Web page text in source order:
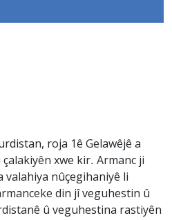
roja 1ê Gelawêjê a
xwe kir. Armanc ji
nûçegihaniyê li
din jî veguhestin û
û veguhestina rastiyên